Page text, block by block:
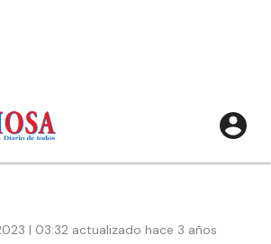
| 03:32 actualizado hace 3 años